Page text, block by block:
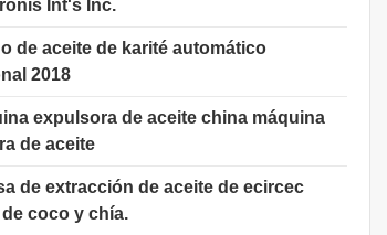
Int's Inc.
de aceite de karité automático
2018
expulsora de aceite china máquina
de aceite
de extracción de aceite de ecircec
coco y chía.